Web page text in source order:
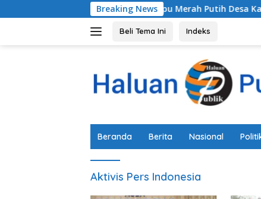
ke
Breaking News
Festival Gebyar Lampu Merah Putih Desa
Beli Tema Ini Indeks
Beranda Berita Nasional
Aktivis Pers Indonesia